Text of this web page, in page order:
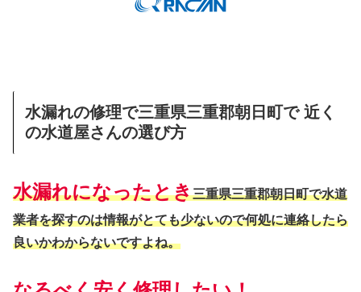
水漏れの修理で三重県三重郡朝日町で 近く
の水道屋さんの選び方
水漏れになったとき三重県三重郡朝日町で水道
業者を探すのは情報がとても少ないので何処に連絡したら
良いかわからないですよね。